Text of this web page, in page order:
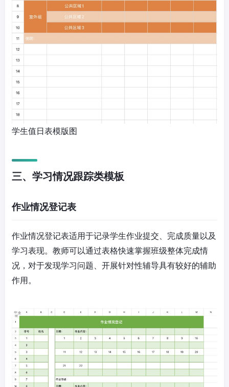
学生值日表模版图
三、学习情况跟踪类模板
作业情况登记表
作业情况登记表适用于记录学生作业提交、完成质量以及
学习表现。教师可以通过表格快速掌握班级整体完成情
况，对于发现学习问题、开展针对性辅导具有较好的辅助
作用。